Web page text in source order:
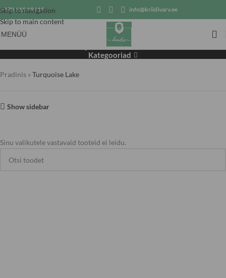
Skip to navigation
Skip to main content
+370 615 19119 info@kriidivarv.ee
MENÜÜ Turquoise Lake
Kategooriad
Pradinis » Turquoise Lake
Show sidebar
Sinu valikutele vastavaid tooteid ei leidu.